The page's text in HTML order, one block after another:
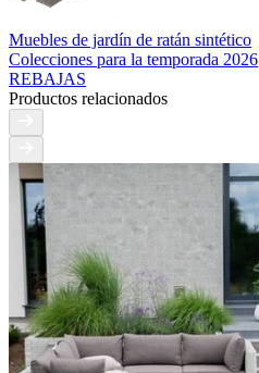
Muebles de jardín de ratán sintético
Colecciones para la temporada 2026
REBAJAS
Productos relacionados